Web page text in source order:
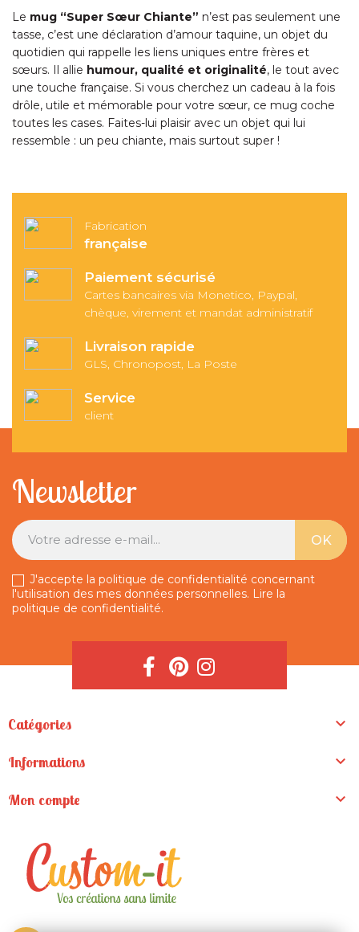
Le mug “Super Sœur Chiante” n’est pas seulement une
tasse, c’est une déclaration d’amour taquine, un objet du
quotidien qui rappelle les liens uniques entre frères et
sœurs. Il allie humour, qualité et originalité, le tout avec
une touche française. Si vous cherchez un cadeau à la fois
drôle, utile et mémorable pour votre sœur, ce mug coche
toutes les cases. Faites-lui plaisir avec un objet qui lui
ressemble : un peu chiante, mais surtout super !
Fabrication
française
Paiement sécurisé
Cartes bancaires via Monetico, Paypal,
chèque, virement et mandat administratif
Livraison rapide
GLS, Chronopost, La Poste
Service
client
Newsletter
J'accepte la politique de confidentialité concernant
l'utilisation des mes données personnelles. Lire la
politique de confidentialité.
Catégories 
Informations 
Mon compte 